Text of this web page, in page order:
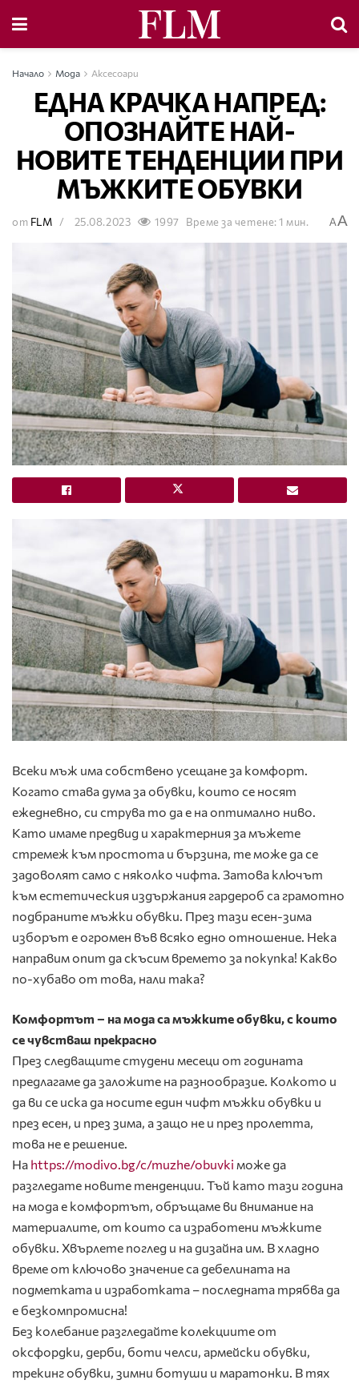
Начало Мода Аксесоари
ЕДНА КРАЧКА НАПРЕД:
ОПОЗНАЙТЕ НАЙ-
НОВИТЕ ТЕНДЕНЦИИ ПРИ
МЪЖКИТЕ ОБУВКИ
от FLM 25.08.2023 1997 Време за четене: 1 мин. AA
Всеки мъж има собствено усещане за комфорт.
Когато става дума за обувки, които се носят
ежедневно, си струва то да е на оптимално ниво.
Като имаме предвид и характерния за мъжете
стремеж към простота и бързина, те може да се
задоволят само с няколко чифта. Затова ключът
към естетическия издържания гардероб са грамотно
подбраните мъжки обувки. През тази есен-зима
изборът е огромен във всяко едно отношение. Нека
направим опит да скъсим времето за покупка! Какво
по-хубаво от това, нали така?
Комфортът – на мода са мъжките обувки, с които
се чувстваш прекрасно
През следващите студени месеци от годината
предлагаме да заложите на разнообразие. Колкото и
да ви се иска да носите един чифт мъжки обувки и
през есен, и през зима, а защо не и през пролетта,
това не е решение.
На https://modivo.bg/c/muzhe/obuvki може да
разгледате новите тенденции. Тъй като тази година
на мода е комфортът, обръщаме ви внимание на
материалите, от които са изработени мъжките
обувки. Хвърлете поглед и на дизайна им. В хладно
време от ключово значение са дебелината на
подметката и изработката – последната трябва да
е безкомпромисна!
Без колебание разгледайте колекциите от
оксфордки, дерби, боти челси, армейски обувки,
трекинг обувки, зимни ботуши и маратонки. В тях